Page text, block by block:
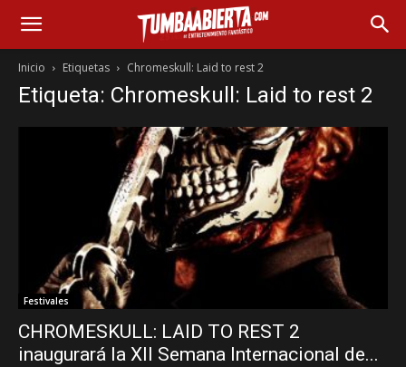
Inicio Etiquetas Chromeskull: Laid to rest 2
Etiqueta: Chromeskull: Laid to rest 2
Festivales
CHROMESKULL: LAID TO REST 2
inaugurará la XII Semana Internacional de...